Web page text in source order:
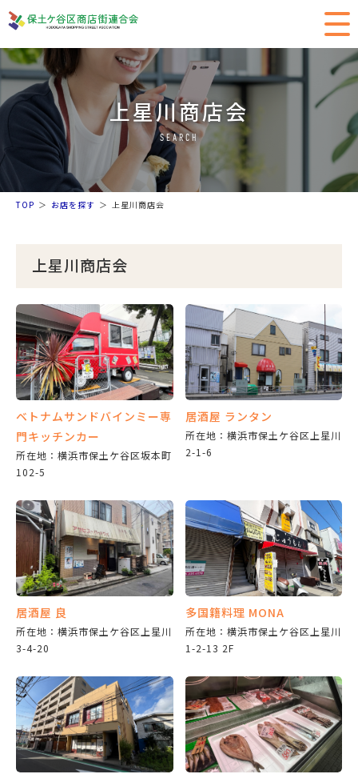
上星川商店会
SEARCH
TOP お店を探す 上星川商店会
上星川商店会
ベトナムサンドバインミー専
門キッチンカー
所在地：横浜市保土ケ谷区坂本町
102-5
居酒屋 ランタン
所在地：横浜市保土ケ谷区上星川
2-1-6
居酒屋 良
所在地：横浜市保土ケ谷区上星川
3-4-20
多国籍料理 MONA
所在地：横浜市保土ケ谷区上星川
1-2-13 2F